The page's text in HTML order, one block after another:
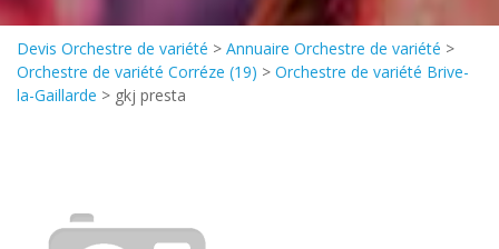
Devis Orchestre de variété > Annuaire Orchestre de variété >
Orchestre de variété Corréze (19) > Orchestre de variété Brive-
la-Gaillarde > gkj presta